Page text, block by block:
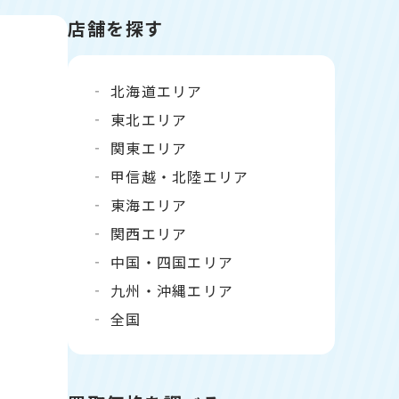
店舗を探す
北海道エリア
東北エリア
関東エリア
甲信越・北陸エリア
東海エリア
関西エリア
中国・四国エリア
九州・沖縄エリア
全国